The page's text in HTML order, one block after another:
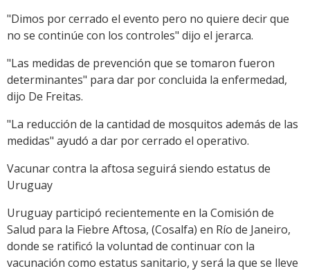
"Dimos por cerrado el evento pero no quiere decir que
no se continúe con los controles" dijo el jerarca.
"Las medidas de prevención que se tomaron fueron
determinantes" para dar por concluida la enfermedad,
dijo De Freitas.
"La reducción de la cantidad de mosquitos además de las
medidas" ayudó a dar por cerrado el operativo.
Vacunar contra la aftosa seguirá siendo estatus de
Uruguay
Uruguay participó recientemente en la Comisión de
Salud para la Fiebre Aftosa, (Cosalfa) en Río de Janeiro,
donde se ratificó la voluntad de continuar con la
vacunación como estatus sanitario, y será la que se lleve